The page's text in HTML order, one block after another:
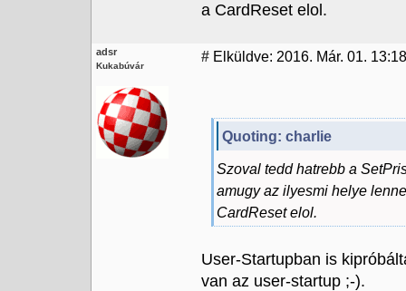
a CardReset elol.
adsr
Kukabúvár
# Elküldve: 2016. Már. 01. 13:18
Quoting: charlie
Szoval tedd hatrebb a
amugy az ilyesmi helye
CardReset elol.
User-Startupban is
van az user-startup ;-).